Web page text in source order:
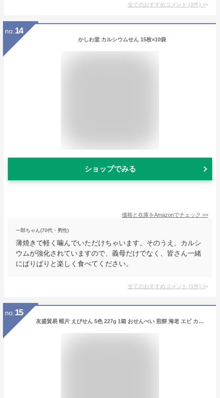
全てのおすすめコメント (2件) >
no. 14
かしわ堂 カルシウムせん 15枚×10袋
ショップでみる
価格と在庫をAmazonでチェック >>
一郎ちゃん(70代・男性)
薄焼きで軽く噛んでいただけちゃいます。そのうえ、カルシ
ウムが強化されていますので、義母だけでなく、皆さん一緒
にぱりぱりと楽しく食べてください。
全てのおすすめコメント (1件) >
no. 15
友盛貿易 蝦片 えびせん 5色 227g 1箱 おせんべい 煎餅 海老 エビ カラフル 中華タイ エスニック アジア 輸入食品 揚げる おやつ サクサク おつまみ